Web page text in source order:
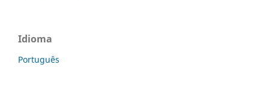
Idioma
Português